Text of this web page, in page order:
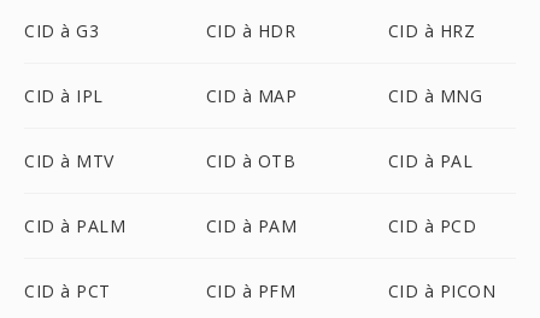
CID à G3 CID à HDR CID à HRZ
CID à IPL CID à MAP CID à MNG
CID à MTV CID à OTB CID à PAL
CID à PALM CID à PAM CID à PCD
CID à PCT CID à PFM CID à PICON